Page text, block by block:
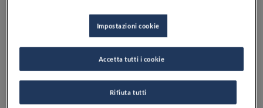
VEDI SULLA MAPPA +39 331 179 9615
Impostazioni cookie
Rifiuta tutti
Accetta tutti i cookie